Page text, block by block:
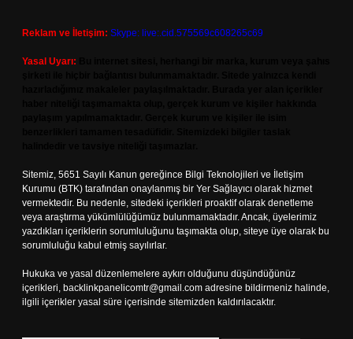
Reklam ve İletişim: Skype: live:.cid.575569c608265c69
Yasal Uyarı:
Sitemiz, 5651 Sayılı Kanun gereğince Bilgi Teknolojileri ve İletişim
Kurumu (BTK) tarafından onaylanmış bir Yer Sağlayıcı olarak hizmet
vermektedir. Bu nedenle, sitedeki içerikleri proaktif olarak denetleme
veya araştırma yükümlülüğümüz bulunmamaktadır. Ancak, üyelerimiz
yazdıkları içeriklerin sorumluluğunu taşımakta olup, siteye üye olarak bu
sorumluluğu kabul etmiş sayılırlar.
Hukuka ve yasal düzenlemelere aykırı olduğunu düşündüğünüz
içerikleri, backlinkpanelicomtr@gmail.com adresine bildirmeniz halinde,
ilgili içerikler yasal süre içerisinde sitemizden kaldırılacaktır.